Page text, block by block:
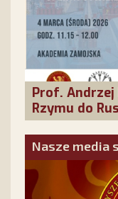
Prof. Andrzej
Rzymu do
cywilizacyjna
Nasze media